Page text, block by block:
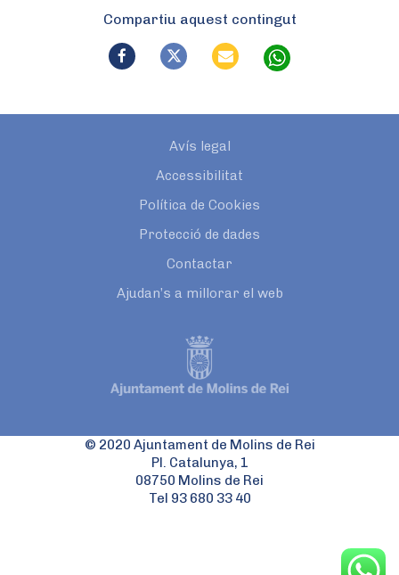
Compartiu aquest contingut
Avís legal
Accessibilitat
Política de Cookies
Protecció de dades
Contactar
Ajudan’s a millorar el web
© 2020 Ajuntament de Molins de Rei
Pl. Catalunya, 1
08750 Molins de Rei
Tel 93 680 33 40